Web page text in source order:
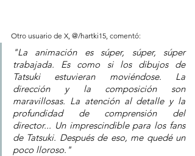
Otro usuario de X, @/hartki15, comentó:
"La animación es súper, súper, súper
trabajada. Es como si los dibujos de
Tatsuki estuvieran moviéndose. La
dirección y la composición son
maravillosas. La atención al detalle y la
profundidad de comprensión del
director... Un imprescindible para los fans
de Tatsuki. Después de eso, me quedé un
poco lloroso."